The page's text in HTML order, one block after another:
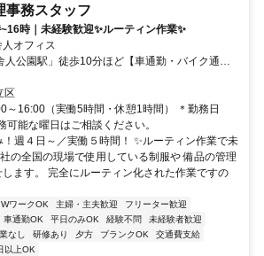
事務スタッフ
時｜未経験歓迎✨ルーティン作業✨
オフィス
人公園駅」徒歩10分ほど【車通勤・バイク通勤
給】「竹ノ塚駅」「日暮里駅」などからもア
区
～16:00（実働5時間・休憩1時間） ＊勤務日
可能な曜日はご相談ください。
！週４日～／実働５時間！ ✨ルーティン作業で未
の全国の現場で使用している制服や 備品の管理
ます。 完全にルーティン化された作業ですの
ワークOK 主婦・主夫歓迎
フリーター歓迎
車通勤OK 平日のみOK 経験不問
未経験者歓迎
なし 研修あり 夕方 ブランクOK
交通費支給
以上OK